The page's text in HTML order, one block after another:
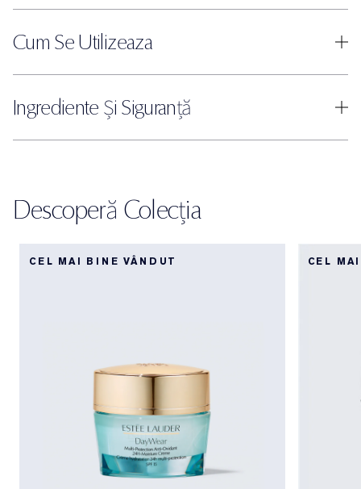
Cum Se Utilizeaza
Ingrediente Și Siguranță
Descoperă Colecția
CEL MAI BINE VÂNDUT CEL